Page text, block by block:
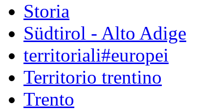
Storia
Südtirol - Alto Adige
territoriali#europei
Territorio trentino
Trento